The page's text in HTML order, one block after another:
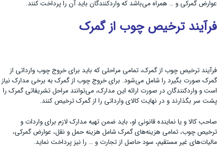
عوارض گمرکی و … همراه می‌باشد که واردکنندگان باید آن را پرداخت کنند.
فرآیند ترخیص چوب از گمرک
فرآیند ترخیص چوب از گمرک، تمامی مراحلی که باید برای خروج چوب وارداتی از
گمرک صورت بگیرد را شامل می‌شود. برای خروج چوب از گمرک به برخی مدارک نیاز
است و واردکنندگان در صورت ارائه این مدارک، می‌توانند مراحل تشریفاتی گمرک را
پشت سر بگذارند و در نهایت کالای وارداتی را از گمرک ترخیص کنند.
صاحب کالا و یا نماینده قانونی او، باید ضمن تهیه مدارک لازم برای واردات و
ترخیص چوب، تمامی هزینه‌های گمرک شامل هزینه حمل و نقل، عوارض گمرکی،
مالیا‌ت‌های غیر مستقیم، سود حاصل از تجارت و … را نیز پرداخت نماید.